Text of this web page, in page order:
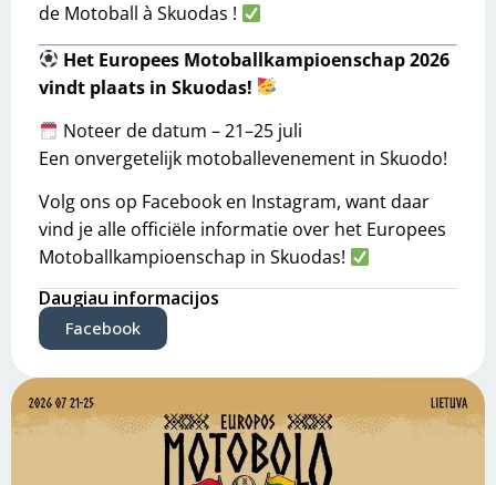
de Motoball à Skuodas !
Het Europees Motoballkampioenschap 2026
vindt plaats in Skuodas!
Noteer de datum – 21–25 juli
Een onvergetelijk motoballevenement in Skuodo!
Volg ons op Facebook en Instagram, want daar
vind je alle officiële informatie over het Europees
Motoballkampioenschap in Skuodas!
Daugiau informacijos
Facebook